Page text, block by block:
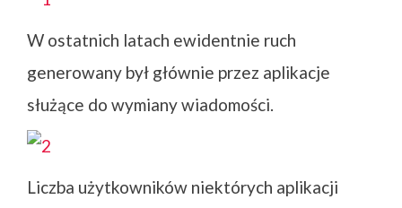
W ostatnich latach ewidentnie ruch
generowany był głównie przez aplikacje
służące do wymiany wiadomości.
Liczba użytkowników niektórych aplikacji